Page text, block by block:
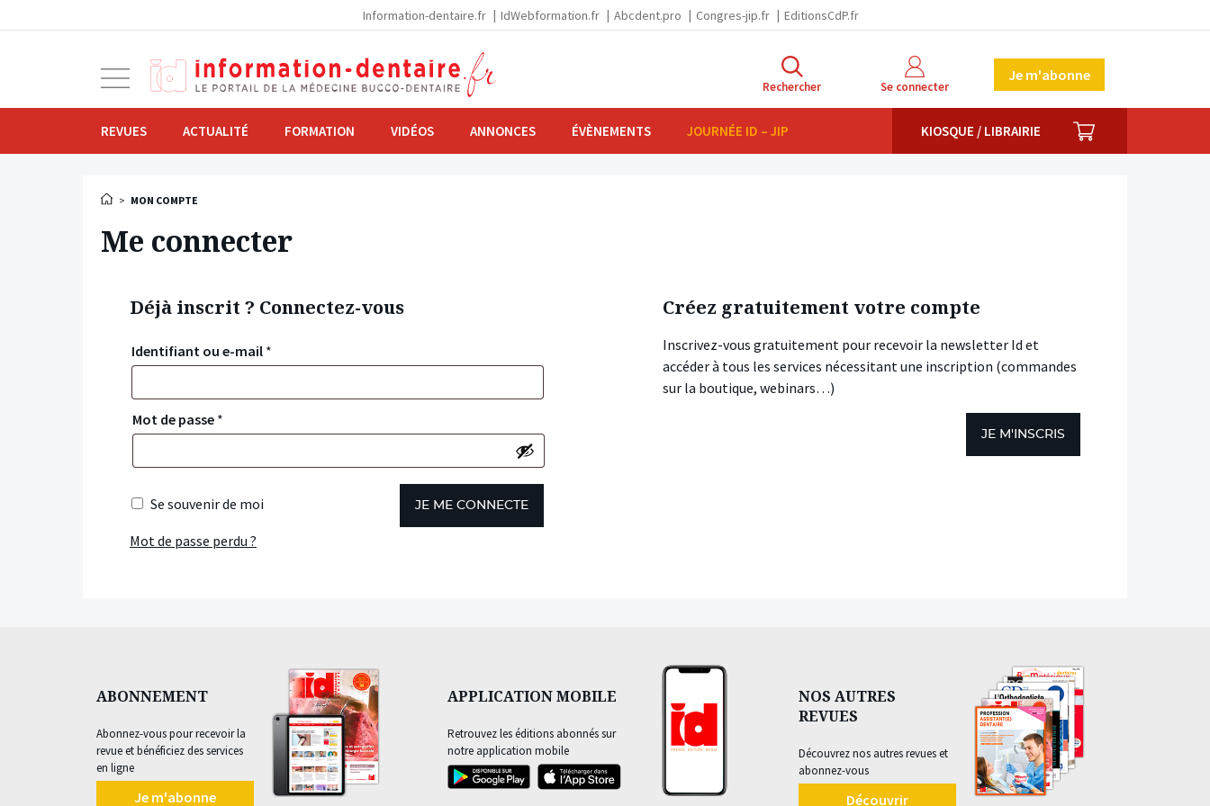
Information-dentaire.fr IdWebformation.fr Abcdent.pro Congres-jip.fr EditionsCdP.fr
navigation
Rechercher Se connecter
Je m'abonne
REVUES ACTUALITÉ FORMATION VIDÉOS ANNONCES ÉVÈNEMENTS JOURNÉE ID – JIP KIOSQUE / LIBRAIRIE PANIER
> MON COMPTE
Me connecter
Déjà inscrit ? Connectez-vous
Identifiant ou e-mail *
Mot de passe *
Se souvenir de moi JE ME CONNECTE
Mot de passe perdu ?
Créez gratuitement votre compte
Inscrivez-vous gratuitement pour recevoir la newsletter Id et
accéder à tous les services nécessitant une inscription (commandes
sur la boutique, webinars…)
JE M'INSCRIS
ABONNEMENT
Abonnez-vous pour recevoir la
revue et bénéficiez des services
en ligne
Je m'abonne
APPLICATION MOBILE
Retrouvez les éditions abonnés sur
notre application mobile
NOS AUTRES
REVUES
Découvrez nos autres revues et
abonnez-vous
Découvrir